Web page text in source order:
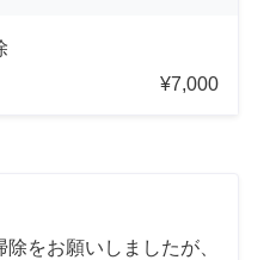
¥7,000
をお願いしましたが、